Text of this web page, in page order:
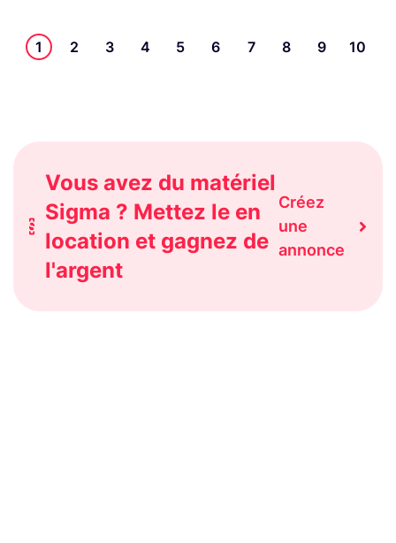
1 2 3 4 5 6 7 8 9 10
Vous avez du matériel
Sigma ? Mettez le en
location et gagnez de
l'argent
Créez
une
annonce